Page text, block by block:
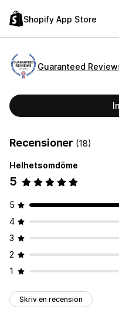
Shopify App Store
Guaranteed
Recensioner (18)
Helhetsomdöme
5
5
4
3
2
1
Skriv en recension